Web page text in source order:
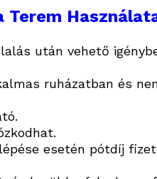
Terem
után vehető
ruházatban és
esetén pótdíj